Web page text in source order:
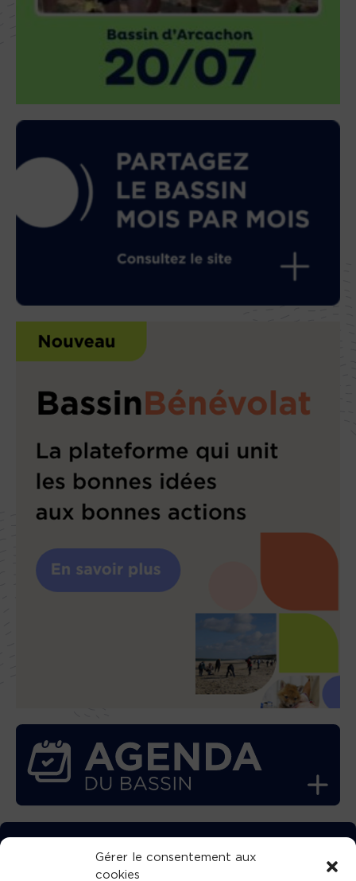
Gérer le consentement aux
cookies
TÉLÉCHARGEZ GRATUITEMENT